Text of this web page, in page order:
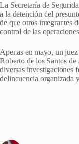
La Secretaría de
a la detención del
de que otros integrantes
control de las
Apenas en mayo, un
Roberto de los Santos de
diversas investigaciones
delincuencia organizada